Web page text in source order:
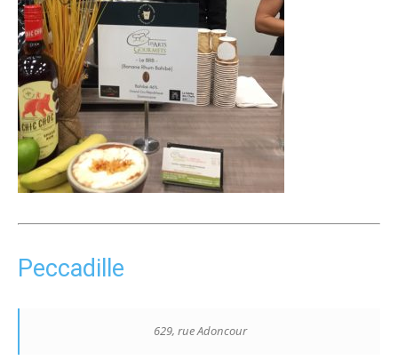
Peccadille
629, rue Adoncour